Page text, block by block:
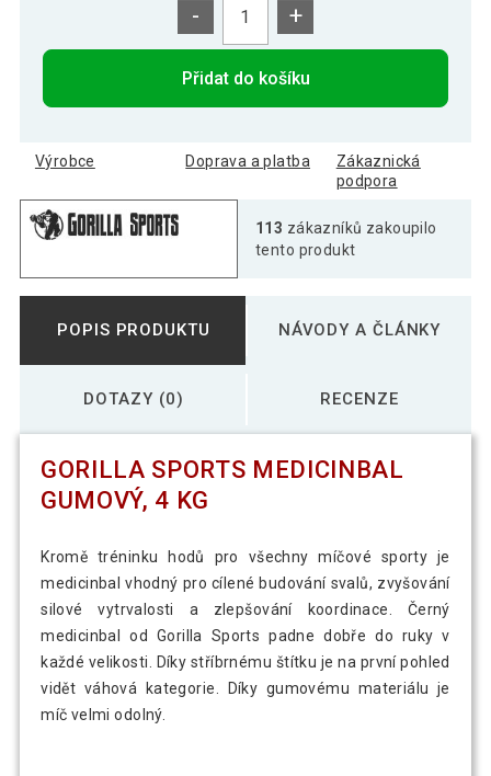
701 Kč
- +
Přidat do košíku
Výrobce Doprava a platba
Zákaznická
podpora
113 zákazníků zakoupilo
tento produkt
POPIS PRODUKTU NÁVODY A ČLÁNKY
DOTAZY (0) RECENZE
GORILLA SPORTS MEDICINBAL
GUMOVÝ, 4 KG
Kromě tréninku hodů pro všechny míčové sporty je
medicinbal vhodný pro cílené budování svalů, zvyšování
silové vytrvalosti a zlepšování koordinace. Černý
medicinbal od Gorilla Sports padne dobře do ruky v
každé velikosti. Díky stříbrnému štítku je na první pohled
vidět váhová kategorie. Díky gumovému materiálu je
míč velmi odolný.